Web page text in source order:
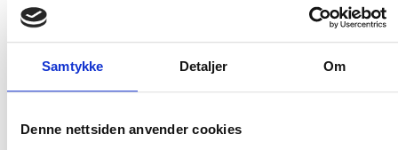
Samtykke Detaljer Om
Denne nettsiden anvender cookies